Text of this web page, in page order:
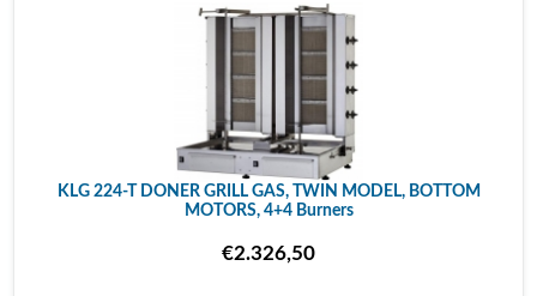
KLG 224-T DONER GRILL GAS, TWIN MODEL, BOTTOM
MOTORS, 4+4 Burners
€2.326,50